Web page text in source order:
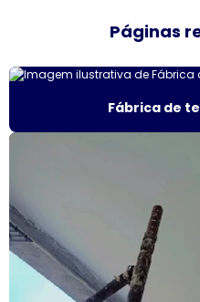
Empresas de esquadrias
Esquadria de alumínio
Esquadria alumínio janela
Esquadrias acústicas
Esquadrias acústicas de
Páginas
Fábrica de